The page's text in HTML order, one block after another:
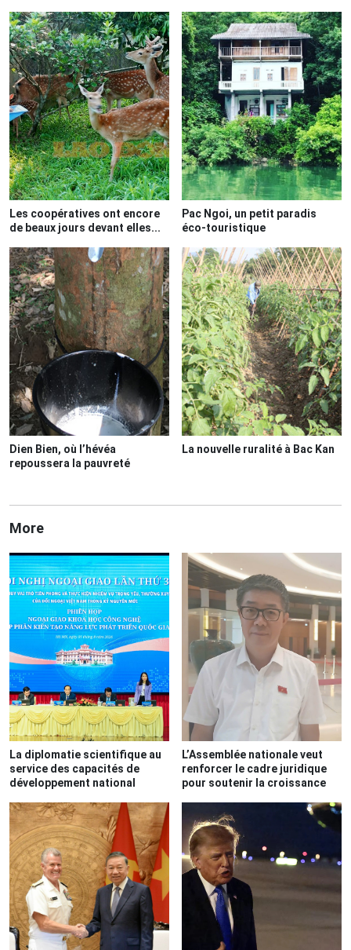
Les coopératives ont encore
de beaux jours devant elles...
Pac Ngoi, un petit paradis
éco-touristique
Dien Bien, où l’hévéa
repoussera la pauvreté
La nouvelle ruralité à Bac Kan
More
La diplomatie scientifique au
service des capacités de
développement national
L’Assemblée nationale veut
renforcer le cadre juridique
pour soutenir la croissance